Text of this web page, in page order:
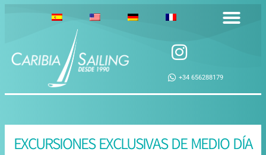
+34 656288179
EXCURSIONES EXCLUSIVAS DE MEDIO DÍA